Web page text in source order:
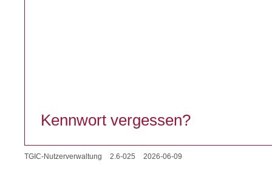
Kennwort vergessen?
TGIC-Nutzerverwaltung 2.6-025 2026-06-09